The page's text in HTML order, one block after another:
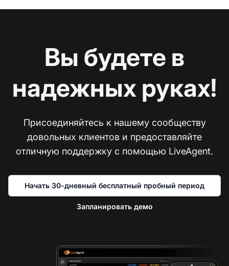
Вы будете в
надежных руках!
Присоединяйтесь к нашему сообществу
довольных клиентов и предоставляйте
отличную поддержку с помощью LiveAgent.
Начать 30-дневный бесплатный пробный период
Запланировать демо